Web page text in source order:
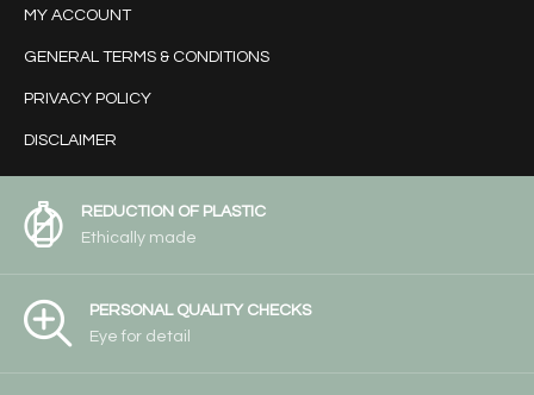
MY ACCOUNT
GENERAL TERMS & CONDITIONS
PRIVACY POLICY
DISCLAIMER
REDUCTION OF PLASTIC
Ethically made
PERSONAL QUALITY CHECKS
Eye for detail